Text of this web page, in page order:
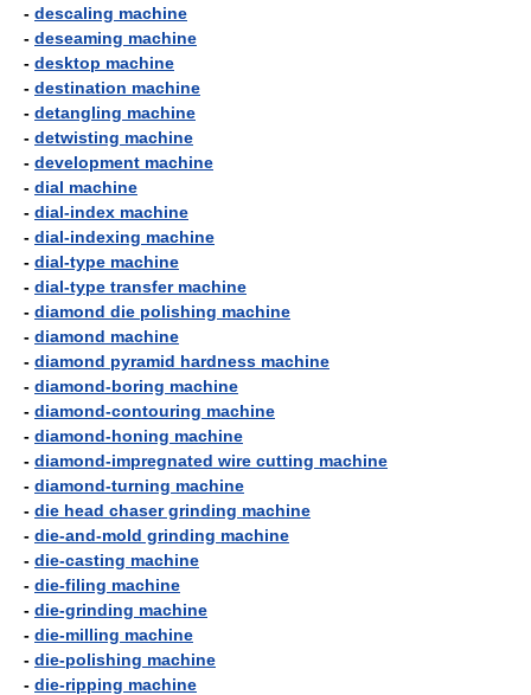
- descaling machine
- deseaming machine
- desktop machine
- destination machine
- detangling machine
- detwisting machine
- development machine
- dial machine
- dial-index machine
- dial-indexing machine
- dial-type machine
- dial-type transfer machine
- diamond die polishing machine
- diamond machine
- diamond pyramid hardness machine
- diamond-boring machine
- diamond-contouring machine
- diamond-honing machine
- diamond-impregnated wire cutting machine
- diamond-turning machine
- die head chaser grinding machine
- die-and-mold grinding machine
- die-casting machine
- die-filing machine
- die-grinding machine
- die-milling machine
- die-polishing machine
- die-ripping machine